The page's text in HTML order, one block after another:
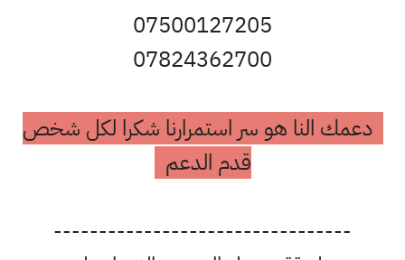
07500127205
07824362700
دعمك النا هو سر استمرارنا شكرا لكل شخص
قدم الدعم
---------------------------------